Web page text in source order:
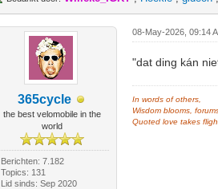
365cycle
the best velomobile in the
world
Berichten: 7.182
Topics: 131
Lid sinds: Sep 2020
08-May-2026, 09:14
"dat ding kán
In words of others,
Wisdom blooms,
Quoted love takes